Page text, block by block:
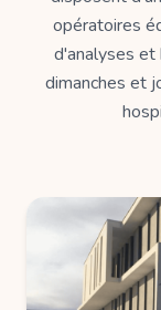
opératoires
d'analyses et
dimanches et